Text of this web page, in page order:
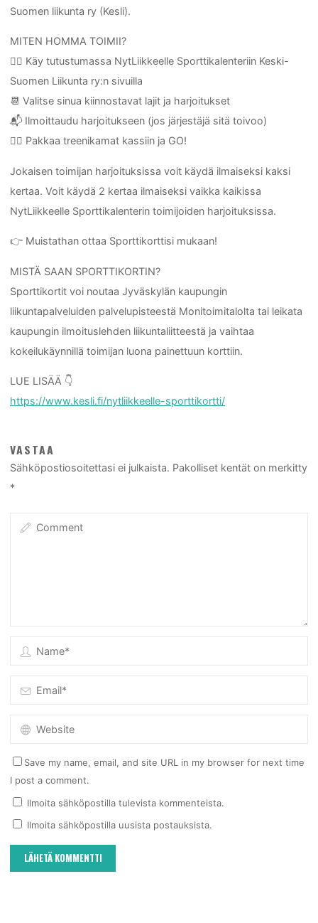
Suomen liikunta ry (Kesli).
MITEN HOMMA TOIMII?
🕵️‍♀️ Käy tutustumassa NytLiikkeelle Sporttikalenteriin Keski-
Suomen Liikunta ry:n sivuilla
📆 Valitse sinua kiinnostavat lajit ja harjoitukset
📬 Ilmoittaudu harjoitukseen (jos järjestäjä sitä toivoo)
🏃‍♂️ Pakkaa treenikamat kassiin ja GO!
Jokaisen toimijan harjoituksissa voit käydä ilmaiseksi kaksi
kertaa. Voit käydä 2 kertaa ilmaiseksi vaikka kaikissa
NytLiikkeelle Sporttikalenterin toimijoiden harjoituksissa.
👉 Muistathan ottaa Sporttikorttisi mukaan!
MISTÄ SAAN SPORTTIKORTIN?
Sporttikortit voi noutaa Jyväskylän kaupungin
liikuntapalveluiden palvelupisteestä Monitoimitalolta tai leikata
kaupungin ilmoituslehden liikuntaliitteestä ja vaihtaa
kokeilukäynnillä toimijan luona painettuun korttiin.
LUE LISÄÄ 👇
https://www.kesli.fi/nytliikkeelle-sporttikortti/
VASTAA
Sähköpostiosoitettasi ei julkaista. Pakolliset kentät on merkitty
*
Save my name, email, and site URL in my browser for next time
I post a comment.
Ilmoita sähköpostilla tulevista kommenteista.
Ilmoita sähköpostilla uusista postauksista.